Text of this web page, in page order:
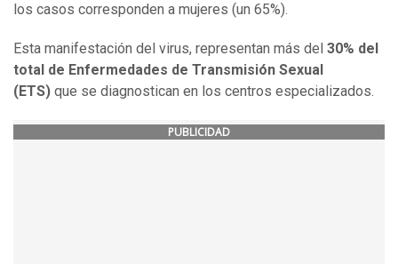
los casos corresponden a mujeres (un 65%).
Esta manifestación del virus, representan más del 30% del
total de Enfermedades de Transmisión Sexual
(ETS) que se diagnostican en los centros especializados.
PUBLICIDAD